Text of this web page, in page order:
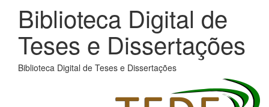
Biblioteca Digital de
Teses e Dissertações
Biblioteca Digital de Teses e Dissertações